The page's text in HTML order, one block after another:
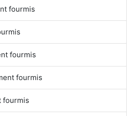
fourmis
fourmis
fourmis
fourmis